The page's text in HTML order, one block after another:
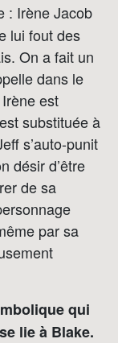
: Irène Jacob
lui fout des
On a fait un
dans le
est
substituée à
s’auto-punit
désir d’être
de sa
par sa
qui
lie à Blake.